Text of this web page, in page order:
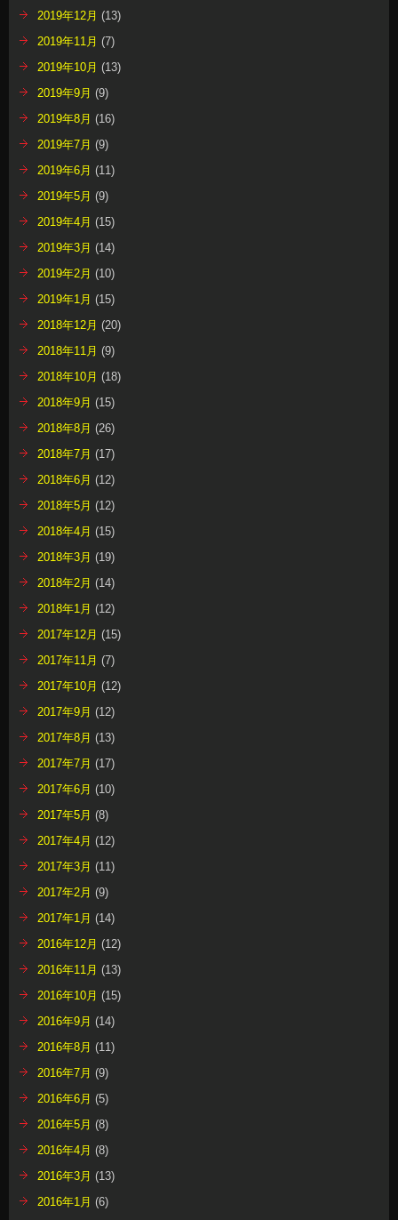
2019年12月 (13)
2019年11月 (7)
2019年10月 (13)
2019年9月 (9)
2019年8月 (16)
2019年7月 (9)
2019年6月 (11)
2019年5月 (9)
2019年4月 (15)
2019年3月 (14)
2019年2月 (10)
2019年1月 (15)
2018年12月 (20)
2018年11月 (9)
2018年10月 (18)
2018年9月 (15)
2018年8月 (26)
2018年7月 (17)
2018年6月 (12)
2018年5月 (12)
2018年4月 (15)
2018年3月 (19)
2018年2月 (14)
2018年1月 (12)
2017年12月 (15)
2017年11月 (7)
2017年10月 (12)
2017年9月 (12)
2017年8月 (13)
2017年7月 (17)
2017年6月 (10)
2017年5月 (8)
2017年4月 (12)
2017年3月 (11)
2017年2月 (9)
2017年1月 (14)
2016年12月 (12)
2016年11月 (13)
2016年10月 (15)
2016年9月 (14)
2016年8月 (11)
2016年7月 (9)
2016年6月 (5)
2016年5月 (8)
2016年4月 (8)
2016年3月 (13)
2016年1月 (6)